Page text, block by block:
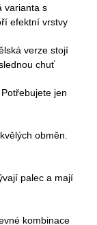
varianta s
efektní vrstvy
verze stojí
chuť
jen
obměn.
palec a mají
kombinace